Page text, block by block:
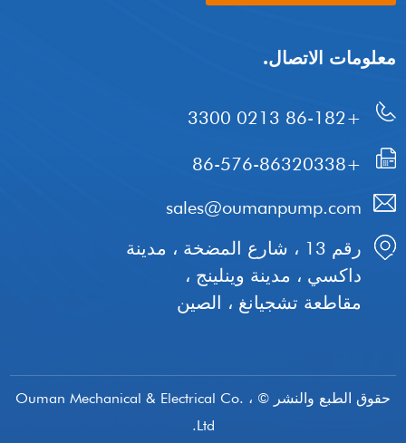
معلومات الاتصال.
+86-182 0213 3300
+86-576-86320338
sales@oumanpump.com
رقم 13 ، شارع المضخة ، مدينة
داكسي ، مدينة وينلينج ،
مقاطعة تشجيانغ ، الصين
حقوق الطبع والنشر © Ouman Mechanical & Electrical Co. ،
Ltd.